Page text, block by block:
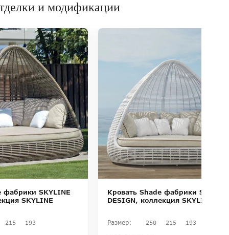
и модификации
фабрики SKYLINE
SKYLINE
215 193
Кровать Shade фабрики
DESIGN, коллекция SKYLINE
Размер: 250 215 193